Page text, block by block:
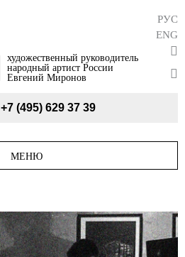
художественный руководитель
народный артист России
Евгений Миронов
РУС
ENG
+7 (495) 629 37 39
МЕНЮ